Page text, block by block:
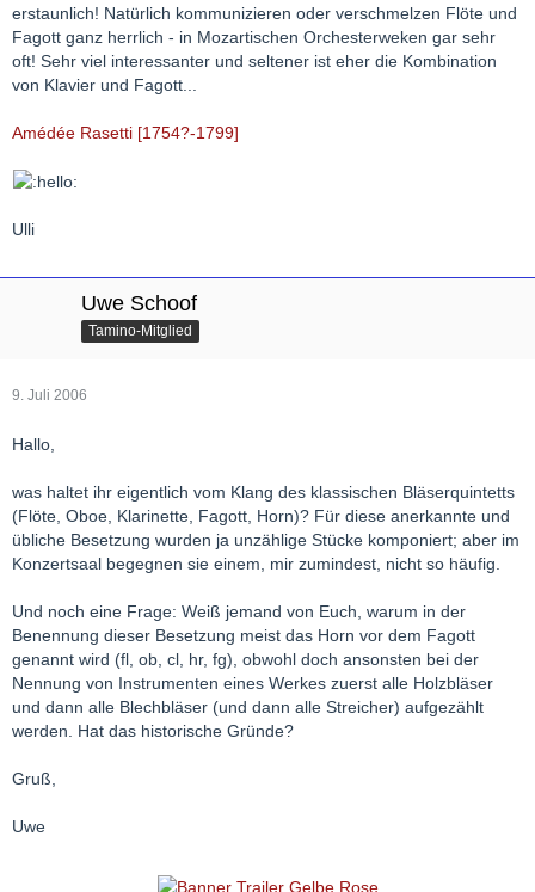
erstaunlich! Natürlich kommunizieren oder verschmelzen Flöte und
Fagott ganz herrlich - in Mozartischen Orchesterweken gar sehr
oft! Sehr viel interessanter und seltener ist eher die Kombination
von Klavier und Fagott...
Amédée Rasetti [1754?-1799]
Ulli
Uwe Schoof
Tamino-Mitglied
9. Juli 2006
Hallo,
was haltet ihr eigentlich vom Klang des klassischen Bläserquintetts
(Flöte, Oboe, Klarinette, Fagott, Horn)? Für diese anerkannte und
übliche Besetzung wurden ja unzählige Stücke komponiert; aber im
Konzertsaal begegnen sie einem, mir zumindest, nicht so häufig.
Und noch eine Frage: Weiß jemand von Euch, warum in der
Benennung dieser Besetzung meist das Horn vor dem Fagott
genannt wird (fl, ob, cl, hr, fg), obwohl doch ansonsten bei der
Nennung von Instrumenten eines Werkes zuerst alle Holzbläser
und dann alle Blechbläser (und dann alle Streicher) aufgezählt
werden. Hat das historische Gründe?
Gruß,
Uwe